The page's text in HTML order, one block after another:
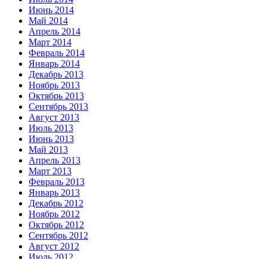
Июнь 2014
Май 2014
Апрель 2014
Март 2014
Февраль 2014
Январь 2014
Декабрь 2013
Ноябрь 2013
Октябрь 2013
Сентябрь 2013
Август 2013
Июль 2013
Июнь 2013
Май 2013
Апрель 2013
Март 2013
Февраль 2013
Январь 2013
Декабрь 2012
Ноябрь 2012
Октябрь 2012
Сентябрь 2012
Август 2012